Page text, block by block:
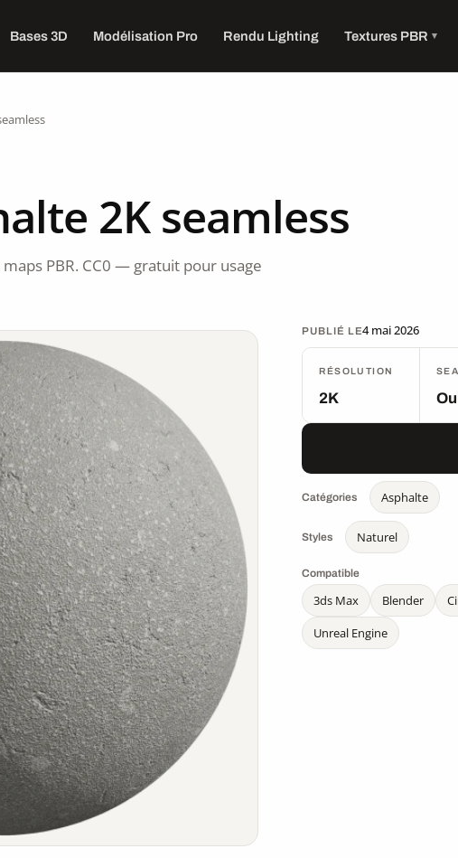
Bases 3D Modélisation Pro Rendu Lighting Textures PBR
2K seamless
PBR. CC0 — gratuit pour usage
PUBLIÉ LE4 mai 2026
RÉSOLUTION
2K
Catégories Asphalte
Styles Naturel
Compatible
3ds Max Blender
Unreal Engine